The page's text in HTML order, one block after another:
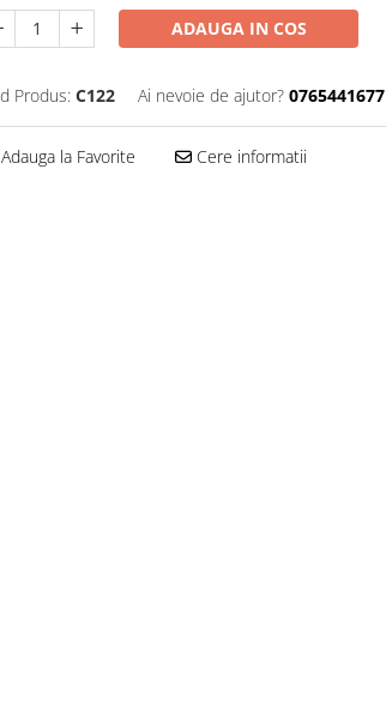
ADAUGA IN COS
Produs: C122 Ai nevoie de ajutor? 0765441677
Adauga la Favorite Cere informatii